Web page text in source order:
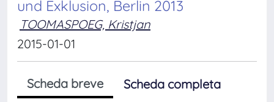
und Exklusion, Berlin 2013
TOOMASPOEG, Kristjan
2015-01-01
Scheda breve
Scheda completa